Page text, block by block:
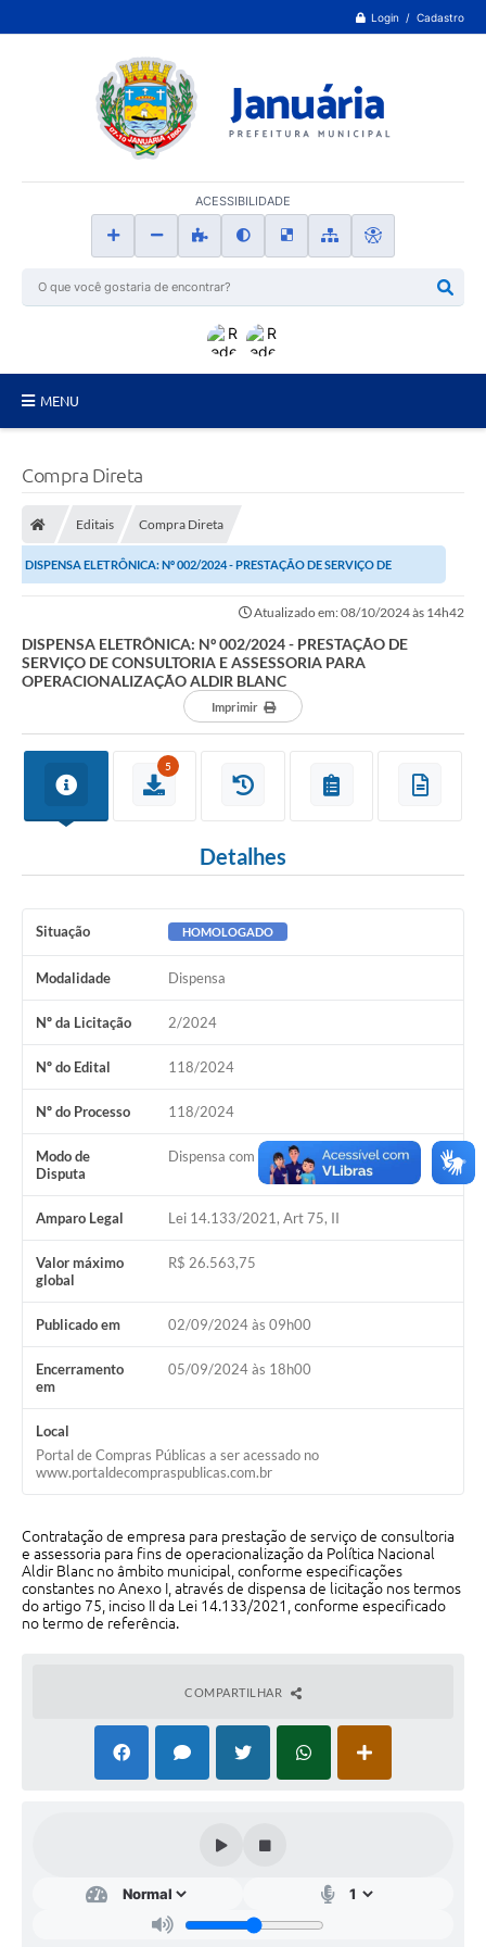
Login / Cadastro
ACESSIBILIDADE
MENU
Secretarias
Transparência Pública
Carta de Serviços
Turismo
Agenda
Cavernas do Peruaçu
Galeria de Fotos
Galeria de Vídeos
Notícias
Links e Sites
Arquivos para Download
Diário Oficial
Links
Serviços Online
Enquete
SIC
Contato
Compra Direta
Editais Compra Direta
DISPENSA ELETRÔNICA: Nº 002/2024 - PRESTAÇÃO DE SERVIÇO DE
CONSULTORIA E ASSESSORIA PARA OPERACIONALIZAÇÃO...
Atualizado em: 08/10/2024 às 14h42
DISPENSA ELETRÔNICA: Nº 002/2024 - PRESTAÇÃO DE
SERVIÇO DE CONSULTORIA E ASSESSORIA PARA
OPERACIONALIZAÇÃO ALDIR BLANC
Imprimir
5
Detalhes
Situação HOMOLOGADO
Modalidade Dispensa
Nº da Licitação 2/2024
Nº do Edital 118/2024
Nº do Processo 118/2024
Modo de
Disputa
Dispensa com Disputa
Amparo Legal Lei 14.133/2021, Art 75, II
Valor máximo
global
R$ 26.563,75
Publicado em 02/09/2024 às 09h00
Encerramento
em
05/09/2024 às 18h00
Local
Portal de Compras Públicas a ser acessado no
www.portaldecompraspublicas.com.br
Contratação de empresa para prestação de serviço de consultoria
e assessoria para fins de operacionalização da Política Nacional
Aldir Blanc no âmbito municipal, conforme especificações
constantes no Anexo I, através de dispensa de licitação nos termos
do artigo 75, inciso II da Lei 14.133/2021, conforme especificado
no termo de referência.
COMPARTILHAR